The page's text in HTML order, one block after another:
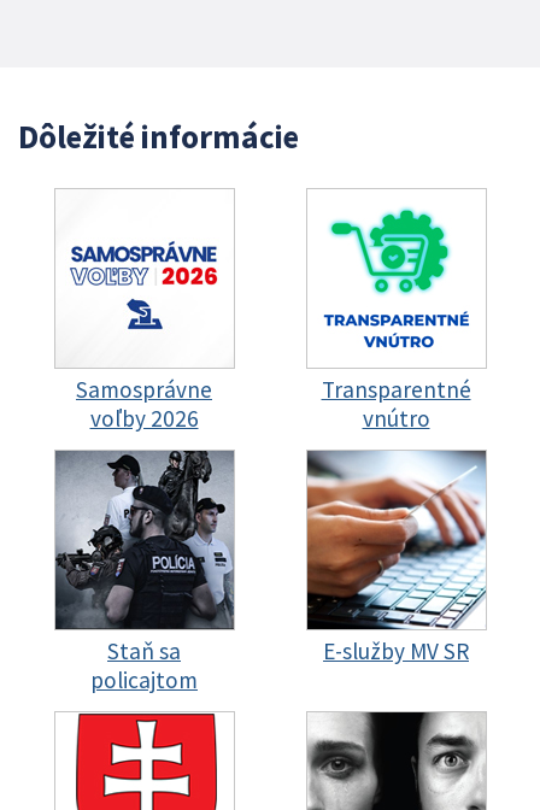
Dôležité informácie
Samosprávne
voľby 2026
Transparentné
vnútro
Staň sa
policajtom
E-služby MV SR